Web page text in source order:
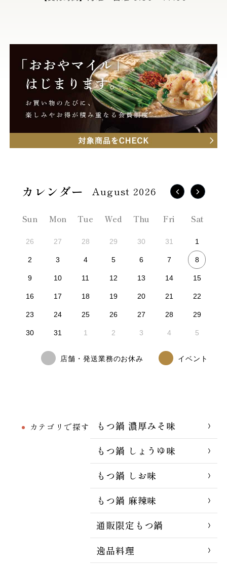
カテゴリで探す
もつ鍋 濃厚みそ味
もつ鍋 しょうゆ味
もつ鍋 しお味
もつ鍋 麻辣味
通販限定もつ鍋
逸品料理
August 2026
Sun Mon Tue Wed Thu Fri Sat
26 27 28 29 30 31 1
2 3 4 5 6 7 8
9 10 11 12 13 14 15
16 17 18 19 20 21 22
23 24 25 26 27 28 29
30 31 1 2 3 4 5
店舗・発送業務のお休み イベント